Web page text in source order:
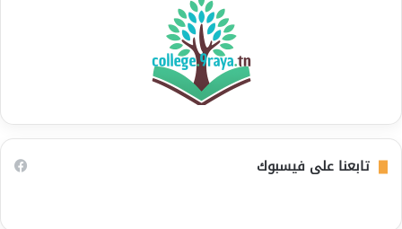
تابعنا على فيسبوك